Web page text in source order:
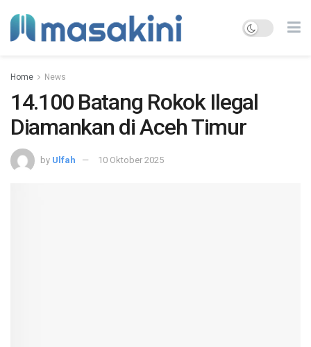
Home News
14.100 Batang Rokok Ilegal
Diamankan di Aceh Timur
by Ulfah 10 Oktober 2025